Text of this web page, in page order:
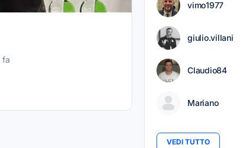
fa
vimo1977
giulio.villani
Claudio84
Mariano
VEDI TUTTO